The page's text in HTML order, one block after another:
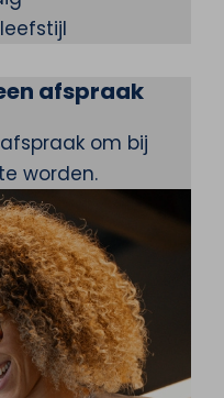
afspraak
om bij
worden.